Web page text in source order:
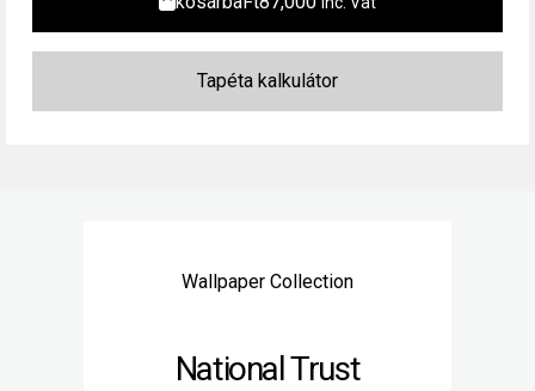
Wallpaper Collection
National Trust